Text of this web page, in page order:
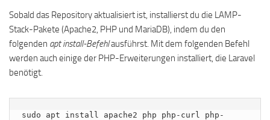
Sobald das Repository aktualisiert ist, installierst du die LAMP-
Stack-Pakete (Apache2, PHP und MariaDB), indem du den
folgenden apt install-Befehlausführst. Mit dem folgenden Befehl
werden auch einige der PHP-Erweiterungen installiert, die Laravel
benötigt.
sudo apt install apache2 php php-curl php-